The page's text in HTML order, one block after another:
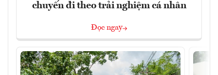
chuyến đi theo trải nghiệm cá nhân
Đọc ngay